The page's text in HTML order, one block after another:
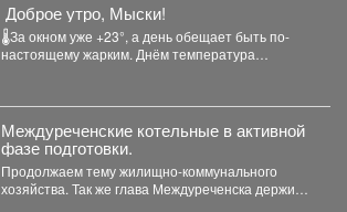
️ Доброе утро, Мыски!
🌡За окном уже +23°, а день обещает быть по-
настоящему жарким. Днём температура
Междуреченские котельные в активной
фазе подготовки.
Продолжаем тему жилищно-коммунального
хозяйства. Так же глава Междуреченска держит